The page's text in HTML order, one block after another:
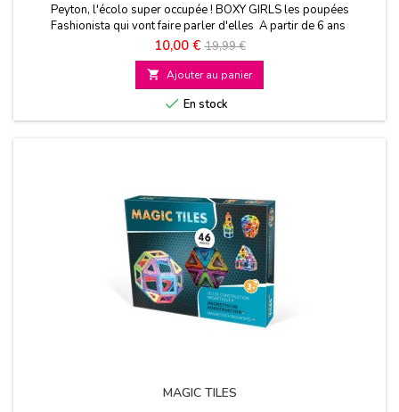
Peyton, l'écolo super occupée ! BOXY GIRLS les poupées
Fashionista qui vont faire parler d'elles A partir de 6 ans
Prix
10,00 € Prix
de
base
19,99 €
 Ajouter au panier
 En stock
MAGIC TILES